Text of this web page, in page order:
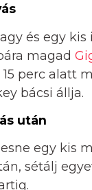
és egy kis
magad
15 perc alatt
bácsi állja.
után
egy kis
sétálj